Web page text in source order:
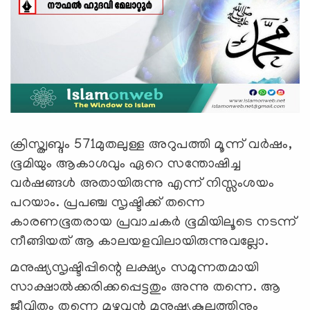
ക്രിസ്ത്വബ്ദം 571മുതലുള്ള അറുപത്തി മൂന്ന് വര്‍ഷം,
ഭൂമിയും ആകാശവും ഏറെ സന്തോഷിച്ച
വര്‍ഷങ്ങള്‍ അതായിരുന്നു എന്ന് നിസ്സംശയം
പറയാം. പ്രപഞ്ച സൃഷ്ടിക്ക് തന്നെ
കാരണഭൂതരായ പ്രവാചകര്‍ ഭൂമിയിലൂടെ നടന്ന്
നീങ്ങിയത് ആ കാലയളവിലായിരുന്നുവല്ലോ.
മനുഷ്യസൃഷ്ടിപ്പിന്റെ ലക്ഷ്യം സമുന്നതമായി
സാക്ഷാല്‍ക്കരിക്കപ്പെട്ടതും അന്നു തന്നെ. ആ